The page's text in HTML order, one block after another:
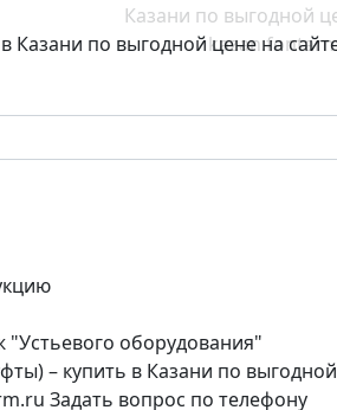
"Устьевого оборудования"